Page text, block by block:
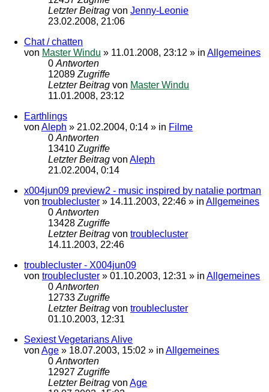
Letzter Beitrag von Jenny-Leonie
23.02.2008, 21:06
Chat / chatten
von Master Windu » 11.01.2008, 23:12 » in Allgemeines
0 Antworten
12089 Zugriffe
Letzter Beitrag von Master Windu
11.01.2008, 23:12
Earthlings
von Aleph » 21.02.2004, 0:14 » in Filme
0 Antworten
13410 Zugriffe
Letzter Beitrag von Aleph
21.02.2004, 0:14
x004jun09 preview2 - music inspired by natalie portman
von troublecluster » 14.11.2003, 22:46 » in Allgemeines
0 Antworten
13428 Zugriffe
Letzter Beitrag von troublecluster
14.11.2003, 22:46
troublecluster - X004jun09
von troublecluster » 01.10.2003, 12:31 » in Allgemeines
0 Antworten
12733 Zugriffe
Letzter Beitrag von troublecluster
01.10.2003, 12:31
Sexiest Vegetarians Alive
von Age » 18.07.2003, 15:02 » in Allgemeines
0 Antworten
12927 Zugriffe
Letzter Beitrag von Age